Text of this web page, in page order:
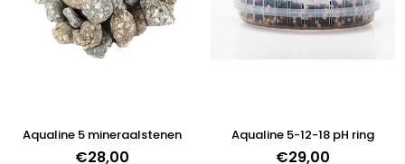
Aqualine 5 mineraalstenen
Normale
€28,00
Aqualine 5-12-18 pH ring
Normale
€29,00